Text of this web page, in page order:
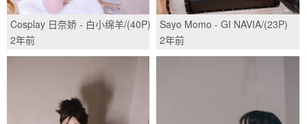
Cosplay 日奈娇 - 白小绵羊/(40P)
2年前
Sayo Momo - GI NAVIA/(23P)
2年前